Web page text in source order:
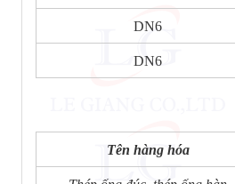
DN6
DN6
Tên hàng hóa